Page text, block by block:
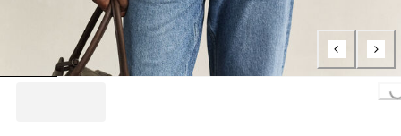
Loading...